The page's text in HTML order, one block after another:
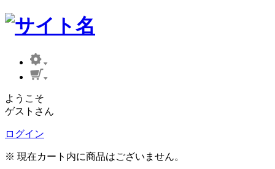
ようこそ
ゲストさん
ログイン
※ 現在カート内に商品はございません。